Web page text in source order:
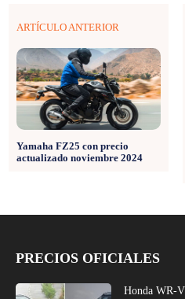
ARTÍCULO ANTERIOR
Yamaha FZ25 con precio
actualizado noviembre 2024
PRECIOS OFICIALES
Honda WR-